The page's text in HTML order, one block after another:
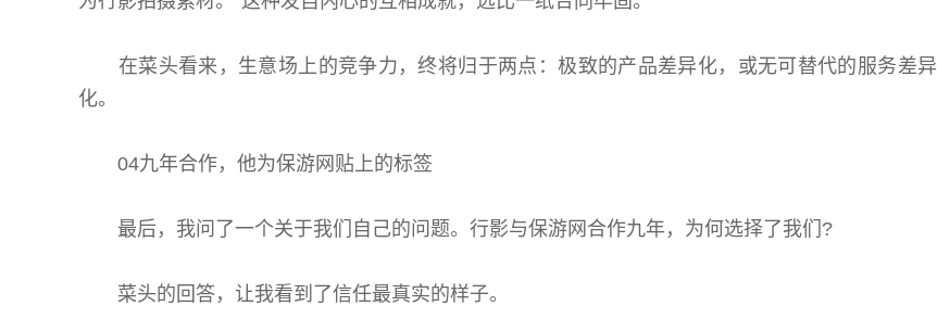
在菜头看来，生意场上的竞争力，终将归于两点：极致的产品差异化，或无可替代的服务差异
化。
04九年合作，他为保游网贴上的标签
最后，我问了一个关于我们自己的问题。行影与保游网合作九年，为何选择了我们?
菜头的回答，让我看到了信任最真实的样子。